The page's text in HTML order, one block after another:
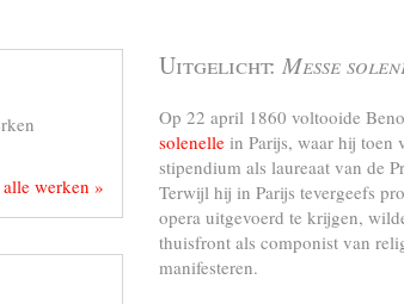
werken »
Uitgelicht: Messe
Op 22 april 1860 voltooide
solenelle in Parijs, waar hij toen
stipendium als laureaat van de
Terwijl hij in Parijs tevergeefs
opera uitgevoerd te krijgen,
thuisfront als componist van
manifesteren.